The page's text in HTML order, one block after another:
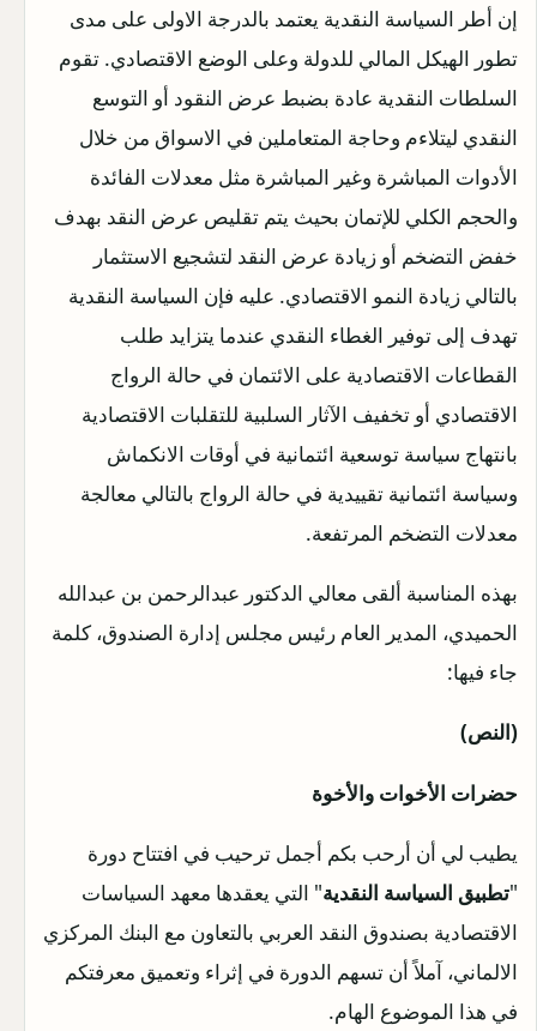
إن أطر السياسة النقدية يعتمد بالدرجة الاولى على مدى
تطور الهيكل المالي للدولة وعلى الوضع الاقتصادي. تقوم
السلطات النقدية عادة بضبط عرض النقود أو التوسع
النقدي ليتلاءم وحاجة المتعاملين في الاسواق من خلال
الأدوات المباشرة وغير المباشرة مثل معدلات الفائدة
والحجم الكلي للإتمان بحيث يتم تقليص عرض النقد بهدف
خفض التضخم أو زيادة عرض النقد لتشجيع الاستثمار
بالتالي زيادة النمو الاقتصادي. عليه فإن السياسة النقدية
تهدف إلى توفير الغطاء النقدي عندما يتزايد طلب
القطاعات الاقتصادية على الائتمان في حالة الرواج
الاقتصادي أو تخفيف الآثار السلبية للتقلبات الاقتصادية
بانتهاج سياسة توسعية ائتمانية في أوقات الانكماش
وسياسة ائتمانية تقييدية في حالة الرواج بالتالي معالجة
معدلات التضخم المرتفعة.
بهذه المناسبة ألقى معالي الدكتور عبدالرحمن بن عبدالله
الحميدي، المدير العام رئيس مجلس إدارة الصندوق، كلمة
جاء فيها:
(النص)
حضرات الأخوات والأخوة
يطيب لي أن أرحب بكم أجمل ترحيب في افتتاح دورة
"تطبيق السياسة النقدية" التي يعقدها معهد السياسات
الاقتصادية بصندوق النقد العربي بالتعاون مع البنك المركزي
الالماني، آملاً أن تسهم الدورة في إثراء وتعميق معرفتكم
في هذا الموضوع الهام.